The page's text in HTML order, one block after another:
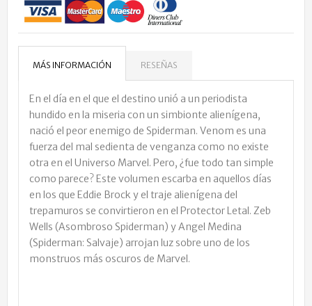
MÁS INFORMACIÓN RESEÑAS
En el día en el que el destino unió a un periodista
hundido en la miseria con un simbionte alienígena,
nació el peor enemigo de Spiderman. Venom es una
fuerza del mal sedienta de venganza como no existe
otra en el Universo Marvel. Pero, ¿fue todo tan simple
como parece? Este volumen escarba en aquellos días
en los que Eddie Brock y el traje alienígena del
trepamuros se convirtieron en el Protector Letal. Zeb
Wells (Asombroso Spiderman) y Angel Medina
(Spiderman: Salvaje) arrojan luz sobre uno de los
monstruos más oscuros de Marvel.